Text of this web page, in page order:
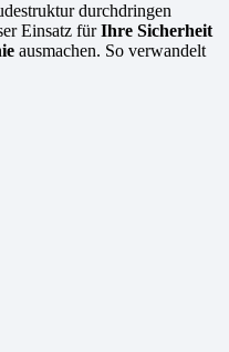
durchdringen
Einsatz fürIhre Sicherheit
ausmachen. So verwandelt